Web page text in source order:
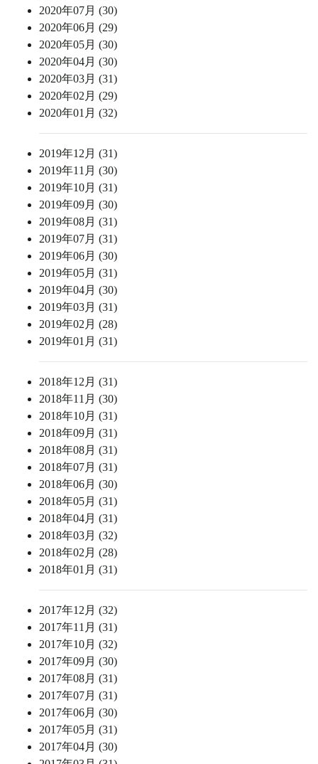
2020年07月 (30)
2020年06月 (29)
2020年05月 (30)
2020年04月 (30)
2020年03月 (31)
2020年02月 (29)
2020年01月 (32)
2019年12月 (31)
2019年11月 (30)
2019年10月 (31)
2019年09月 (30)
2019年08月 (31)
2019年07月 (31)
2019年06月 (30)
2019年05月 (31)
2019年04月 (30)
2019年03月 (31)
2019年02月 (28)
2019年01月 (31)
2018年12月 (31)
2018年11月 (30)
2018年10月 (31)
2018年09月 (31)
2018年08月 (31)
2018年07月 (31)
2018年06月 (30)
2018年05月 (31)
2018年04月 (31)
2018年03月 (32)
2018年02月 (28)
2018年01月 (31)
2017年12月 (32)
2017年11月 (31)
2017年10月 (32)
2017年09月 (30)
2017年08月 (31)
2017年07月 (31)
2017年06月 (30)
2017年05月 (31)
2017年04月 (30)